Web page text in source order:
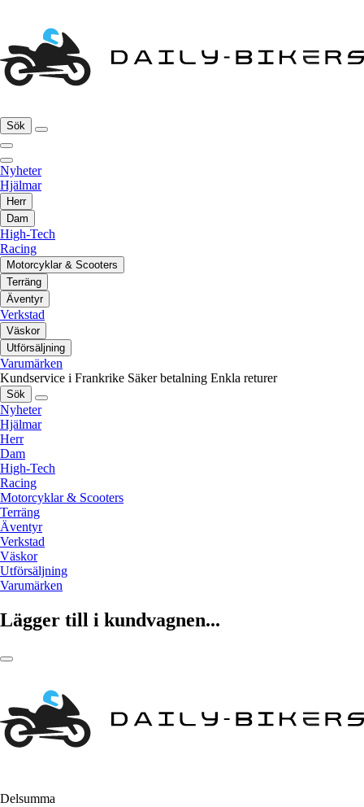
Sök
Nyheter
Hjälmar
Herr
Dam
High-Tech
Racing
Motorcyklar & Scooters
Terräng
Äventyr
Verkstad
Väskor
Utförsäljning
Varumärken
Kundservice i Frankrike Säker betalning Enkla returer
Sök
Nyheter
Hjälmar
Herr
Dam
High-Tech
Racing
Motorcyklar & Scooters
Terräng
Äventyr
Verkstad
Väskor
Utförsäljning
Varumärken
Lägger till i kundvagnen...
Delsumma